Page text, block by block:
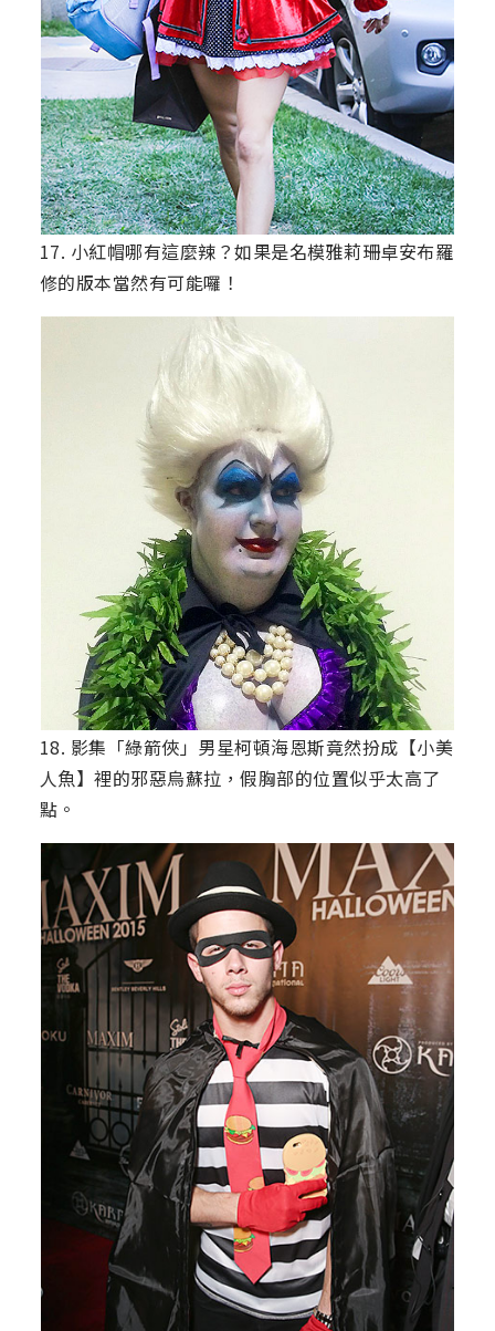
17. 小紅帽哪有這麼辣？如果是名模雅莉珊卓安布羅
修的版本當然有可能囉！
18. 影集「綠箭俠」男星柯頓海恩斯竟然扮成【小美
人魚】裡的邪惡烏蘇拉，假胸部的位置似乎太高了
點。